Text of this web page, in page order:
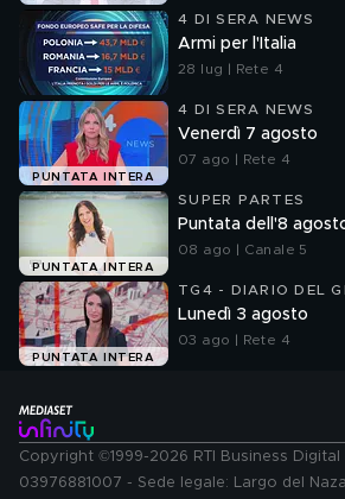
4 DI SERA NEWS
Armi per l'Italia
28 lug | Rete 4
PUNTATA INTERA
4 DI SERA NEWS
Venerdì 7 agosto
07 ago | Rete 4
PUNTATA INTERA
SUPER PARTES
Puntata dell'8
08 ago | Canale 5
PUNTATA INTERA
TG4 - DIARIO DEL
Lunedì 3 agosto
03 ago | Rete 4
Copyright ©1999-2026 RTI Business Digital
03976881007 - Sede legale: Largo del